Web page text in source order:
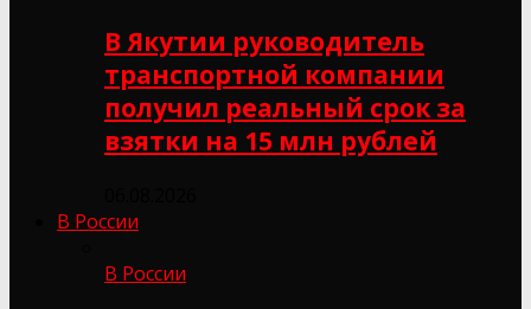
В Якутии руководитель
транспортной компании
получил реальный срок за
взятки на 15 млн рублей
В России
В России